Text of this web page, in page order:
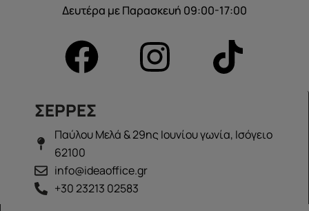
Δευτέρα με Παρασκευή 09:00-17:00
ΣΕΡΡΕΣ
Παύλου Μελά & 29ης Ιουνίου γωνία, Ισόγειο
62100
info@ideaoffice.gr
+30 23213 02583